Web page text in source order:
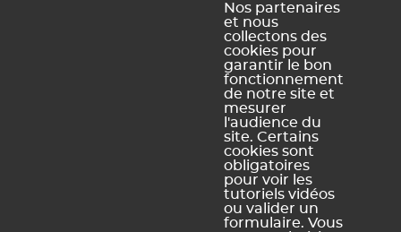
Enseignants Histoire
Offres d'emploi
Contact
Accessibilité :
Partiellement
conforme
Schéma
pluriannuel
d'accessibilité
numérique
Nos partenaires
et nous
collectons des
cookies pour
garantir le bon
fonctionnement
de notre site et
mesurer
l'audience du
site. Certains
cookies sont
obligatoires
pour voir les
tutoriels vidéos
ou valider un
formulaire. Vous